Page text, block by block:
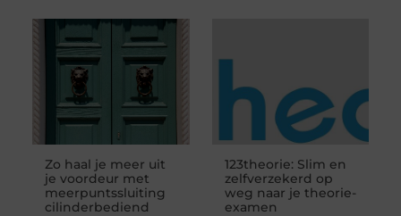
Zo haal je meer uit
je voordeur met
meerpuntssluiting
cilinderbediend
123theorie: Slim en
zelfverzekerd op
weg naar je theorie-
examen